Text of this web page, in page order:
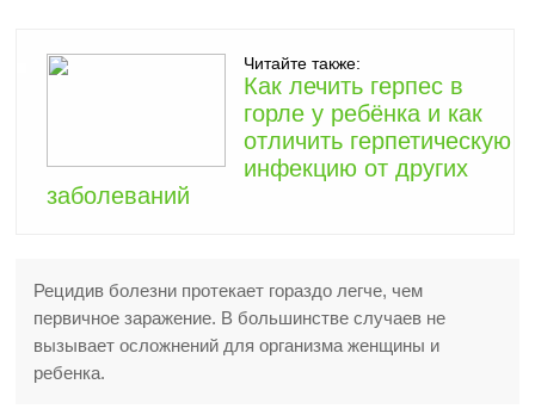
Читайте также:
Как лечить герпес в
горле у ребёнка и как
отличить герпетическую
инфекцию от других
заболеваний
Рецидив болезни протекает гораздо легче, чем
первичное заражение. В большинстве случаев не
вызывает осложнений для организма женщины и
ребенка.